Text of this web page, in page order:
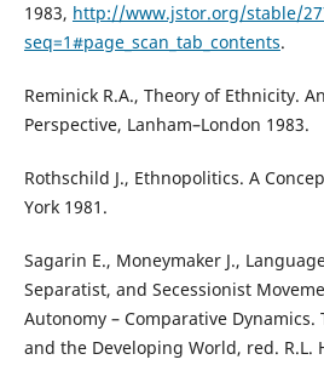
1983, http://www.jstor.org/stable/
seq=1#page_scan_tab_contents.
Reminick R.A., Theory of Ethnicity.
Perspective, Lanham–London 1983.
Rothschild J., Ethnopolitics. A
York 1981.
Sagarin E., Moneymaker J.,
Separatist, and Secessionist
Autonomy – Comparative Dynamics.
and the Developing World, red. R.L.